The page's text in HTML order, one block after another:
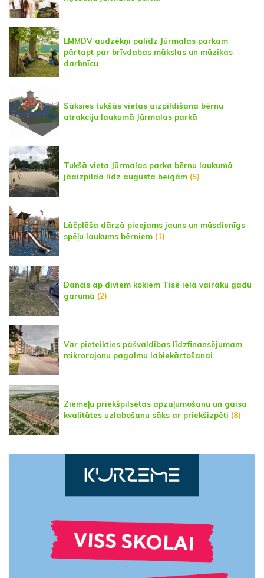
LMMDV audzēkņi palīdz Jūrmalas parkam
pārtapt par brīvdabas mākslas un mūzikas
darbnīcu
Sāksies tukšās vietas aizpildīšana bērnu
atrakciju laukumā Jūrmalas parkā
Tukšā vieta Jūrmalas parka bērnu laukumā
jāaizpilda līdz augusta beigām (5)
Lāčplēša dārzā pieejams jauns un mūsdienīgs
spēļu laukums bērniem (1)
Dancis ap diviem kokiem Tisē ielā vairāku gadu
garumā (2)
Var pieteikties pašvaldības līdzfinansējumam
mikrorajonu pagalmu labiekārtošanai
Ziemeļu priekšpilsētas apzaļumošanu un gaisa
kvalitātes uzlabošanu sāks ar priekšizpēti (8)